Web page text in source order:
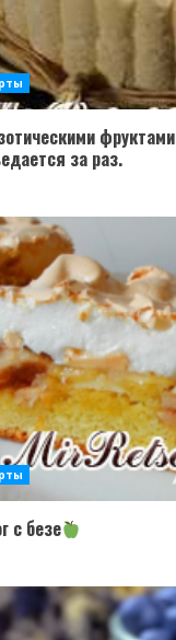
фруктами
за раз.
с безе